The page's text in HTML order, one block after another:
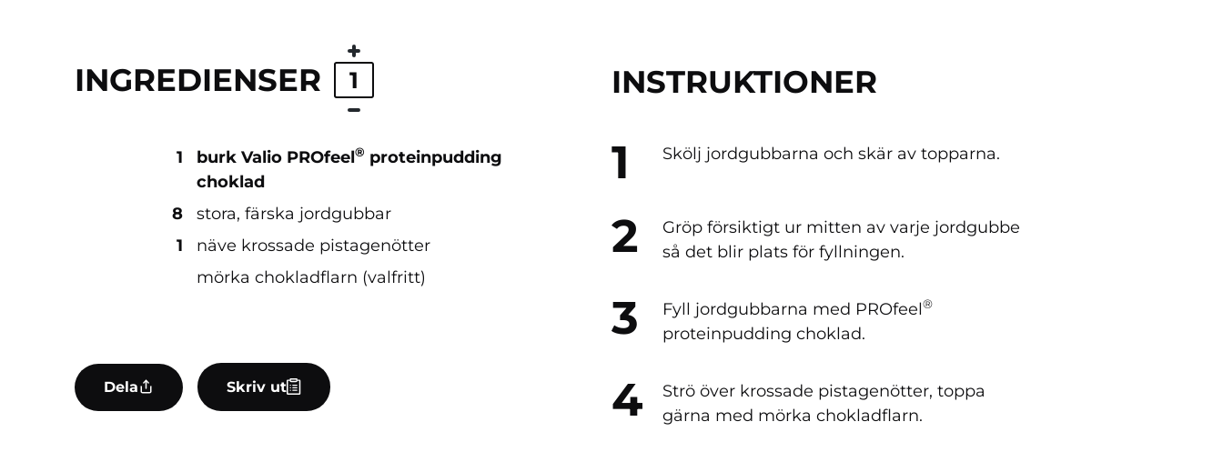
INGREDIENSER 1
1 burk Valio PROfeel® proteinpudding
choklad
8
stora, färska jordgubbar
1
näve krossade pistagenötter
mörka chokladflarn (valfritt)
Dela Skriv ut
INSTRUKTIONER
Skölj jordgubbarna och skär av topparna.
Gröp försiktigt ur mitten av varje jordgubbe
så det blir plats för fyllningen.
Fyll jordgubbarna med PROfeel®
proteinpudding choklad.
Strö över krossade pistagenötter, toppa
gärna med mörka chokladflarn.